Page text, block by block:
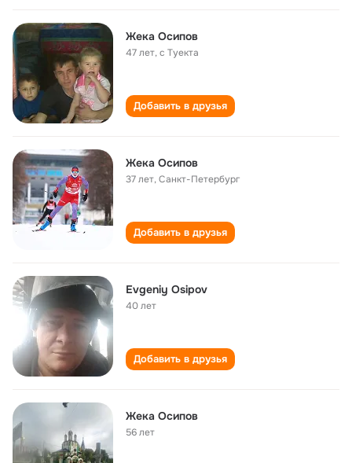
Жека Осипов
47 лет,с Туекта
Добавить в друзья
Жека Осипов
37 лет,Санкт-Петербург
Добавить в друзья
Evgeniy Osipov
40 лет
Добавить в друзья
Жека Осипов
56 лет